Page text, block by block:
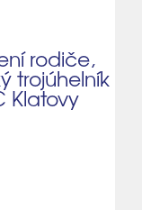
rodiče,
trojúhelník
Klatovy